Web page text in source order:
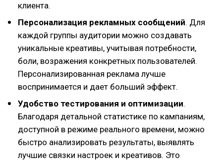
клиента.
Персонализация рекламных сообщений. Для
каждой группы аудитории можно создавать
уникальные креативы, учитывая потребности,
боли, возражения конкретных пользователей.
Персонализированная реклама лучше
воспринимается и дает больший эффект.
Удобство тестирования и оптимизации.
Благодаря детальной статистике по кампаниям,
доступной в режиме реального времени, можно
быстро анализировать результаты, выявлять
лучшие связки настроек и креативов. Это